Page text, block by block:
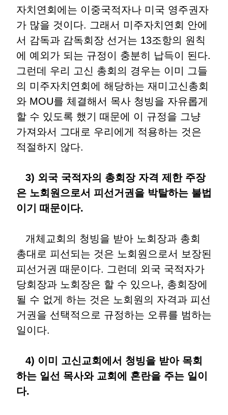
자치연회에는 이중국적자나 미국 영주권자
가 많을 것이다. 그래서 미주자치연회 안에
서 감독과 감독회장 선거는 13조항의 원칙
에 예외가 되는 규정이 충분히 납득이 된다.
그런데 우리 고신 총회의 경우는 이미 그들
의 미주자치연회에 해당하는 재미고신총회
와 MOU를 체결해서 목사 청빙을 자유롭게
할 수 있도록 했기 때문에 이 규정을 그냥
가져와서 그대로 우리에게 적용하는 것은
적절하지 않다.
3) 외국 국적자의 총회장 자격 제한 주장
은 노회원으로서 피선거권을 박탈하는 불법
이기 때문이다.
개체교회의 청빙을 받아 노회장과 총회
총대로 피선되는 것은 노회원으로서 보장된
피선거권 때문이다. 그런데 외국 국적자가
당회장과 노회장은 할 수 있으나, 총회장에
될 수 없게 하는 것은 노회원의 자격과 피선
거권을 선택적으로 규정하는 오류를 범하는
일이다.
4) 이미 고신교회에서 청빙을 받아 목회
하는 일선 목사와 교회에 혼란을 주는 일이
다.